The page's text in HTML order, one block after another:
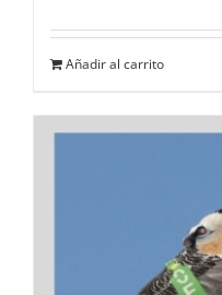
Añadir al carrito